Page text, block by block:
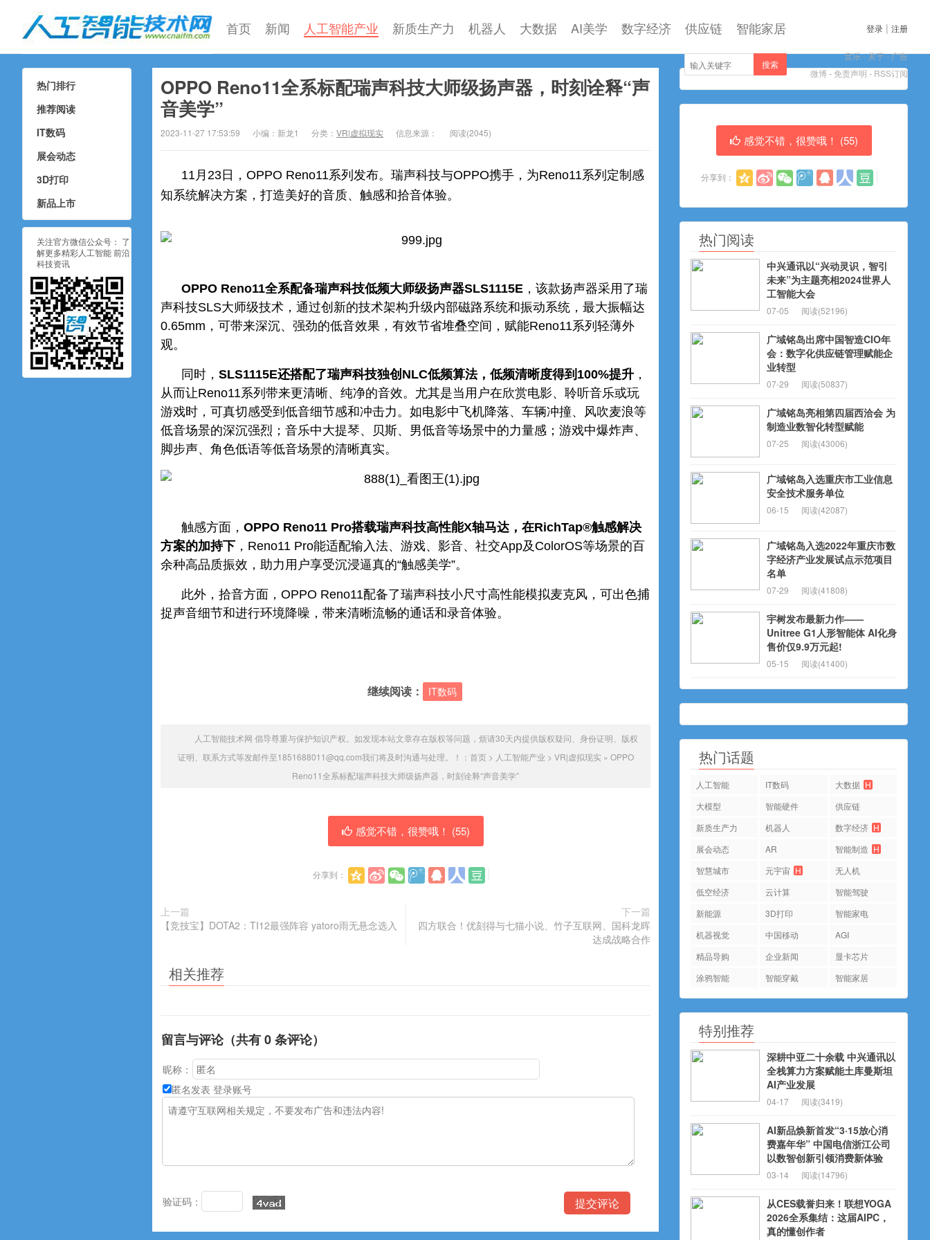
人工智能技术网
首页 新闻 人工智能产业 新质生产力 机器人 大数据 AI美学 数字经济 供应链 智能家居 登录 | 注册
音乐-关于-广告
微博 - 免责声明 - RSS订阅
搜索
OPPO Reno11全系标配瑞声科技大师级扬声器，时刻诠释“声
音美学”
2023-11-27 17:53:59 小编：新龙1 分类： VR|虚拟现实 信息来源： 阅读(2045)
11月23日，OPPO Reno11系列发布。瑞声科技与OPPO携手，为Reno11系列定制感
知系统解决方案，打造美好的音质、触感和拾音体验。
OPPO Reno11全系配备瑞声科技低频大师级扬声器SLS1115E ，该款扬声器采用了瑞
声科技SLS大师级技术，通过创新的技术架构升级内部磁路系统和振动系统，最大振幅达
0.65mm，可带来深沉、强劲的低音效果，有效节省堆叠空间，赋能Reno11系列轻薄外
观。
同时， SLS1115E还搭配了瑞声科技独创NLC低频算法，低频清晰度得到100%提升 ，
从而让Reno11系列带来更清晰、纯净的音效。尤其是当用户在欣赏电影、聆听音乐或玩
游戏时，可真切感受到低音细节感和冲击力。如电影中飞机降落、车辆冲撞、风吹麦浪等
低音场景的深沉强烈；音乐中大提琴、贝斯、男低音等场景中的力量感；游戏中爆炸声、
脚步声、角色低语等低音场景的清晰真实。
触感方面， OPPO Reno11 Pro搭载瑞声科技高性能X轴马达，在RichTap®触感解决
方案的加持下 ，Reno11 Pro能适配输入法、游戏、影音、社交App及ColorOS等场景的百
余种高品质振效，助力用户享受沉浸逼真的“触感美学”。
此外，拾音方面，OPPO Reno11配备了瑞声科技小尺寸高性能模拟麦克风，可出色捕
捉声音细节和进行环境降噪，带来清晰流畅的通话和录音体验。
继续阅读： IT数码
人工智能技术网 倡导尊重与保护知识产权。如发现本站文章存在版权等问题，烦请30天内提供版权疑问、身份证明、版权
证明、联系方式等发邮件至1851688011@qq.com我们将及时沟通与处理。！： 首页> 人工智能产业 > VR|虚拟现实 » OPPO
Reno11全系标配瑞声科技大师级扬声器，时刻诠释“声音美学”
感觉不错，很赞哦！ (55)
分享到：
上一篇
【竞技宝】DOTA2：TI12最强阵容 yatoro雨无悬念选入
下一篇
四方联合！优刻得与七猫小说、竹子互联网、国科龙晖
达成战略合作
相关推荐
留言与评论（共有0条评论）
昵称：
匿名发表 登录账号
验证码：
热门排行
推荐阅读
IT数码
展会动态
3D打印
新品上市
关注官方微信公众号： 了
解更多精彩人工智能 前沿
科技资讯
感觉不错，很赞哦！ (55)
分享到：
热门阅读
中兴通讯以“兴动灵识，智引
未来”为主题亮相2024世界人
工智能大会
07-05 阅读(52196)
广域铭岛出席中国智造CIO年
会：数字化供应链管理赋能企
业转型
07-29 阅读(50837)
广域铭岛亮相第四届西洽会 为
制造业数智化转型赋能
07-25 阅读(43006)
广域铭岛入选重庆市工业信息
安全技术服务单位
06-15 阅读(42087)
广域铭岛入选2022年重庆市数
字经济产业发展试点示范项目
名单
07-29 阅读(41808)
宇树发布最新力作——
Unitree G1人形智能体 AI化身
售价仅9.9万元起!
05-15 阅读(41400)
热门话题
人工智能 IT数码 大数据 H
大模型
智能硬件
供应链
新质生产力
机器人 数字经济 H
展会动态
AR 智能制造 H
智慧城市
元宇宙 H
无人机
低空经济
云计算
智能驾驶
新能源
3D打印
智能家电
机器视觉
中国移动
AGI
精品导购
企业新闻
显卡芯片
涂鸦智能
智能穿戴 智能家居
特别推荐
深耕中亚二十余载 中兴通讯以
全栈算力方案赋能土库曼斯坦
AI产业发展
04-17 阅读(3419)
AI新品焕新首发“3·15放心消
费嘉年华” 中国电信浙江公司
以数智创新引领消费新体验
03-14 阅读(14796)
从CES载誉归来！联想YOGA
2026全系集结：这届AIPC，
真的懂创作者